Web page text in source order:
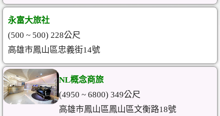
永富大旅社
(500 ~ 500) 228公尺
高雄市鳳山區忠義街14號
NL概念商旅
(4950 ~ 6800) 349公尺
高雄市鳳山區鳳山區文衡路18號